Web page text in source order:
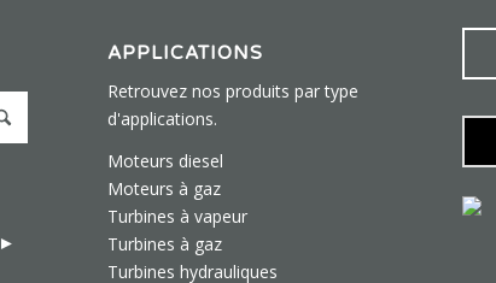
APPLICATIONS
Retrouvez nos produits par type
d'applications.
Moteurs diesel
Moteurs à gaz
Turbines à vapeur
Turbines à gaz
Turbines hydrauliques